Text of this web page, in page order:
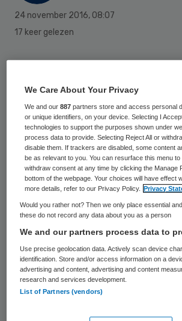
24 november 2016, 08:07
17 keer gelezen
gemaakt van 304 datalekken.
de Autoriteit
donderdag na berichtgeving
Om hoeveel ziekenhuizen het
wat voor soort meldingen,
Persoonsgegevens niet
herleidbaar zou zijn bij welk
Organisaties die omgaan met
persoonsgegevens, zoals
scholen en telecombedrijven,
We Care About Your Privacy
We and our887 partners store and access personal
or unique identifiers, on your device. Selecting I
technologies to support the purposes shown under
process data to provide. Selecting Reject All or
disable them. If trackers are disabled, some content
be as relevant to you. You can resurface this menu
withdraw consent at any time by clicking the Manage
bottom of the webpage. Your choices will have effect
more details, refer to our Privacy Policy.
Privacy
Would you rather not? Then we only place essential
these do not record any data about you as a person
We and our partners process data to
Use precise geolocation data. Actively scan device
identification. Store and/or access information on a
advertising and content, advertising and content
research and services development.
List of Partners (vendors)